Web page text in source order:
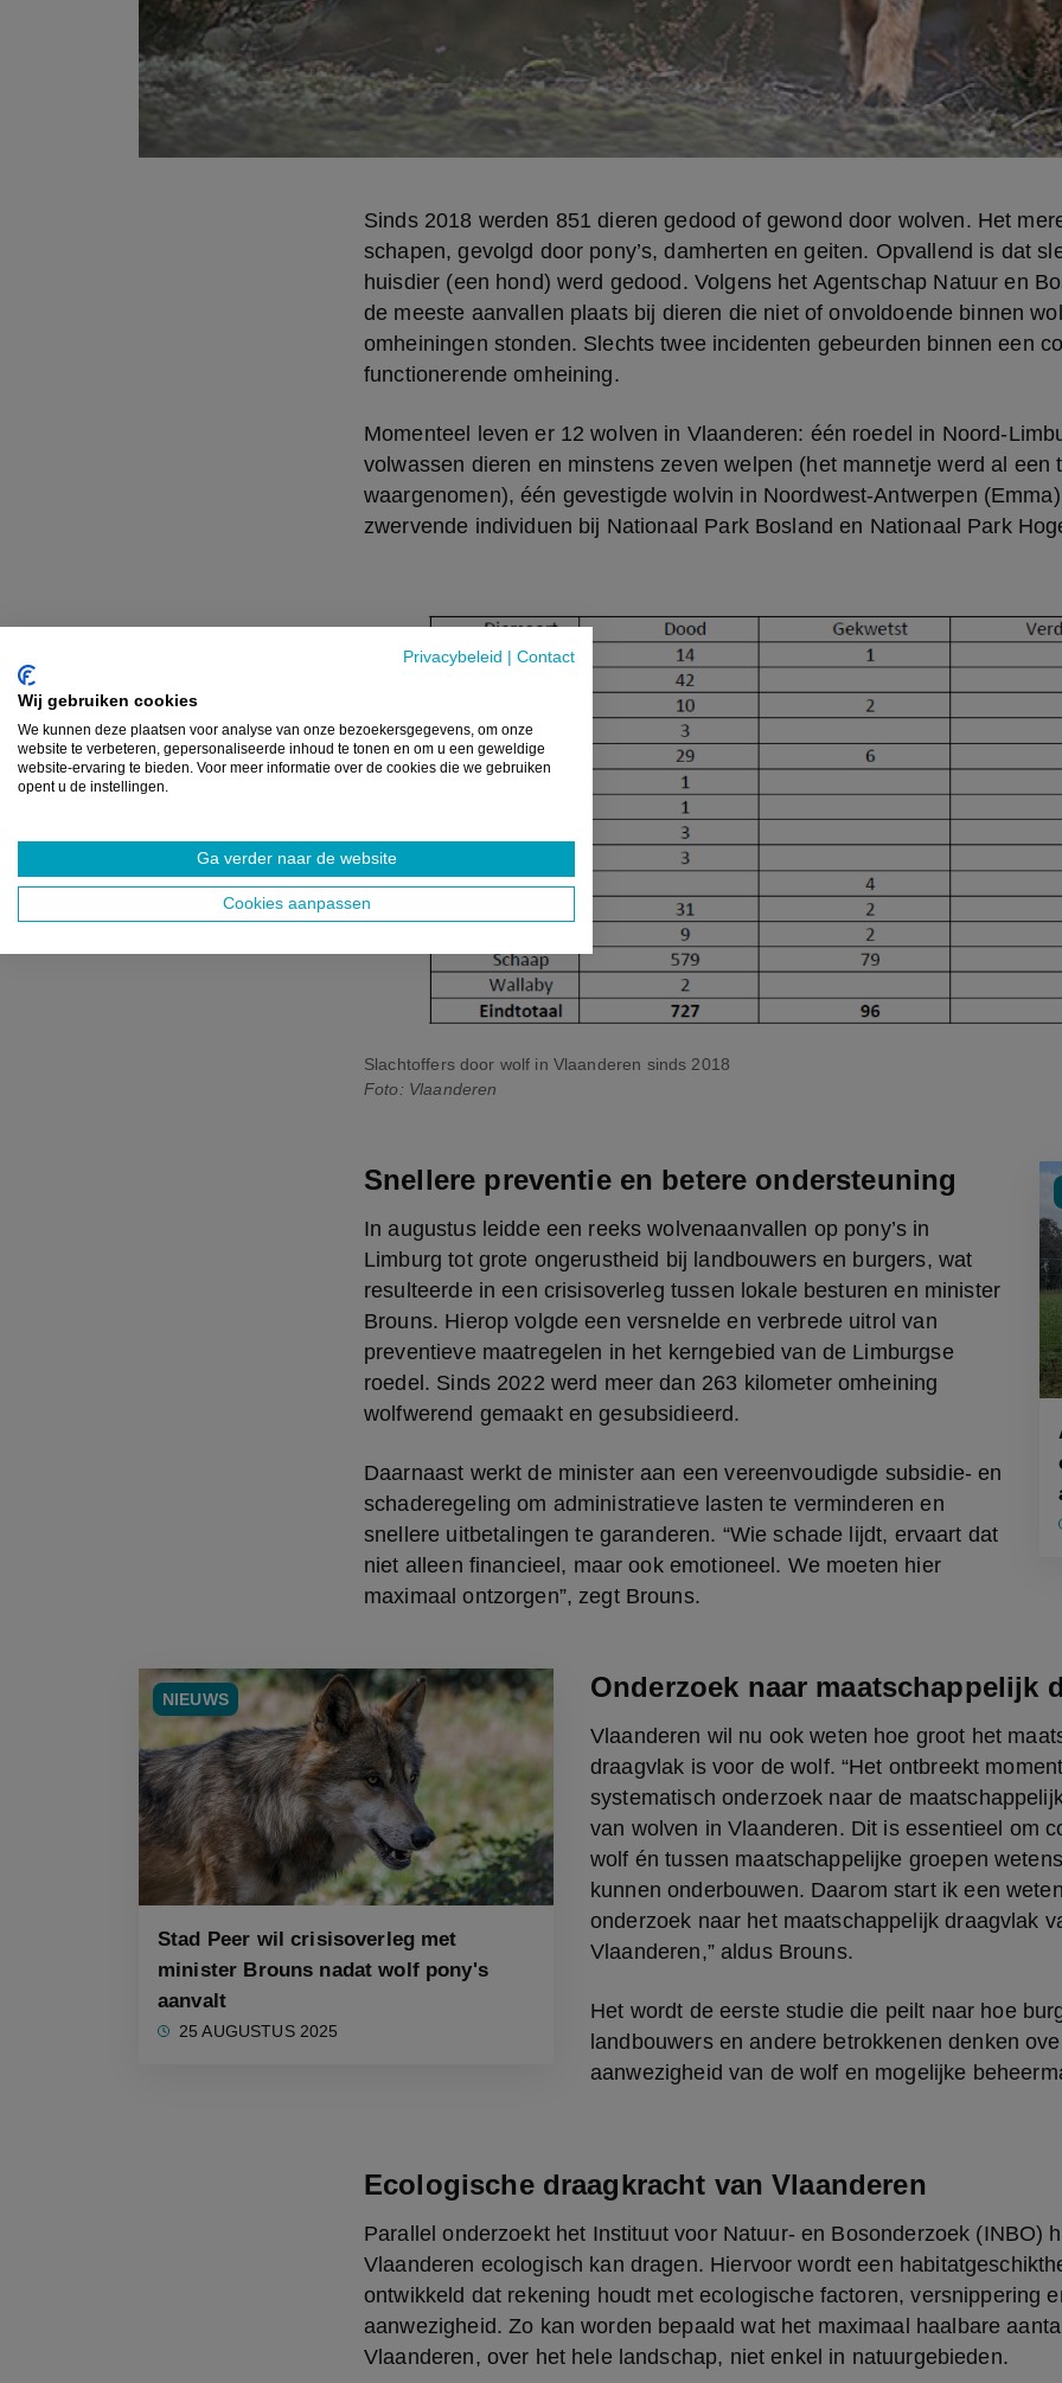
Privacybeleid Contact
Wij gebruiken cookies
We kunnen deze plaatsen voor analyse van onze bezoekersgegevens, om onze
website te verbeteren, gepersonaliseerde inhoud te tonen en om u een geweldige
website-ervaring te bieden. Voor meer informatie over de cookies die we gebruiken
opent u de instellingen.
Ga verder naar de website
Cookies aanpassen
Sinds 2018 werden 851 dieren gedood of gewond door wolven. Het
schapen, gevolgd door pony’s, damherten en geiten. Opvallend is dat
huisdier (een hond) werd gedood. Volgens het Agentschap Natuur en
de meeste aanvallen plaats bij dieren die niet of onvoldoende binnen
omheiningen stonden. Slechts twee incidenten gebeurden binnen een
functionerende omheining.
Momenteel leven er 12 wolven in Vlaanderen: één roedel in Noord-
volwassen dieren en minstens zeven welpen (het mannetje werd al een
waargenomen), één gevestigde wolvin in Noordwest-Antwerpen
zwervende individuen bij Nationaal Park Bosland en Nationaal Park
Slachtoffers door wolf in Vlaanderen sinds 2018
Foto: Vlaanderen
Snellere preventie en betere ondersteuning
In augustus leidde een reeks wolvenaanvallen op pony’s in
Limburg tot grote ongerustheid bij landbouwers en burgers, wat
resulteerde in een crisisoverleg tussen lokale besturen en minister
Brouns. Hierop volgde een versnelde en verbrede uitrol van
preventieve maatregelen in het kerngebied van de Limburgse
roedel. Sinds 2022 werd meer dan 263 kilometer omheining
wolfwerend gemaakt en gesubsidieerd.
Daarnaast werkt de minister aan een vereenvoudigde subsidie- en
schaderegeling om administratieve lasten te verminderen en
snellere uitbetalingen te garanderen. “Wie schade lijdt, ervaart dat
niet alleen financieel, maar ook emotioneel. We moeten hier
maximaal ontzorgen”, zegt Brouns.
NIEUWS
Stad Peer wil crisisoverleg met
minister Brouns nadat wolf pony's
aanvalt
25 AUGUSTUS 2025
Onderzoek naar maatschappelijk
Vlaanderen wil nu ook weten hoe groot het
draagvlak is voor de wolf. “Het ontbreekt
systematisch onderzoek naar de
van wolven in Vlaanderen. Dit is essentieel om
wolf én tussen maatschappelijke groepen
kunnen onderbouwen. Daarom start ik een
onderzoek naar het maatschappelijk draagvlak
Vlaanderen,” aldus Brouns.
Het wordt de eerste studie die peilt naar hoe
landbouwers en andere betrokkenen denken
aanwezigheid van de wolf en mogelijke
Ecologische draagkracht van Vlaanderen
Parallel onderzoekt het Instituut voor Natuur- en Bosonderzoek (INBO)
Vlaanderen ecologisch kan dragen. Hiervoor wordt een
ontwikkeld dat rekening houdt met ecologische factoren, versnippering
aanwezigheid. Zo kan worden bepaald wat het maximaal haalbare
Vlaanderen, over het hele landschap, niet enkel in natuurgebieden.